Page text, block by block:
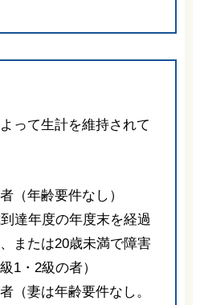
って生計を維持されて
（年齢要件なし）
達年度の年度末を経過
または20歳未満で障害
1・2級の者）
（妻は年齢要件なし。